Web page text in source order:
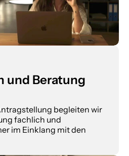
und Beratung
begleiten wir
fachlich und
im Einklang mit den